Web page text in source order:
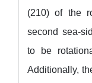
(210) of the
second sea-
to be
Additionally,